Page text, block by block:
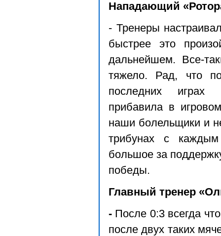
Нападающий
- Тренеры
быстрее это
дальнейшем. Все-
тяжело. Рад, что
последних играх
прибавила в
наши болельщики и
трибунах с
большое за
победы.
Главный тренер
- После 0:3 всегда
после двух таких